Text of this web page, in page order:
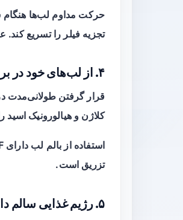
حرکت مداوم لب‌ها هنگام
تجزیه فیلر را تسریع
۴. از لب‌های خود در برابر نور خورشید محافظت کنید
قرار گرفتن طولانی‌مدت
کلاژن و هیالورونیک اسید
تزریق است.
۵. رژیم غذایی سالم داشته باشید